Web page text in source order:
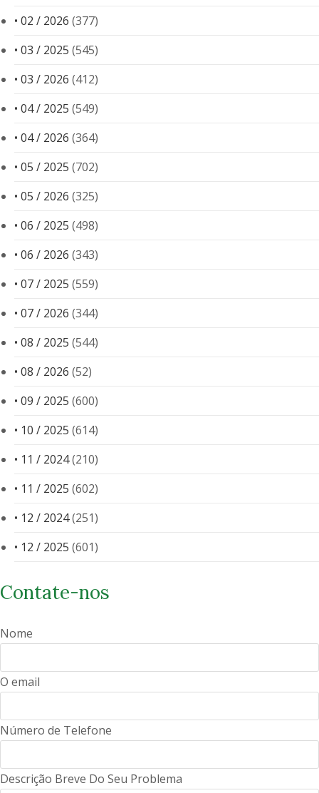
• 02 / 2026 (377)
• 03 / 2025 (545)
• 03 / 2026 (412)
• 04 / 2025 (549)
• 04 / 2026 (364)
• 05 / 2025 (702)
• 05 / 2026 (325)
• 06 / 2025 (498)
• 06 / 2026 (343)
• 07 / 2025 (559)
• 07 / 2026 (344)
• 08 / 2025 (544)
• 08 / 2026 (52)
• 09 / 2025 (600)
• 10 / 2025 (614)
• 11 / 2024(210)
• 11 / 2025 (602)
• 12 / 2024(251)
• 12 / 2025 (601)
Contate-nos
Nome
O email
Número de Telefone
Descrição Breve Do Seu Problema